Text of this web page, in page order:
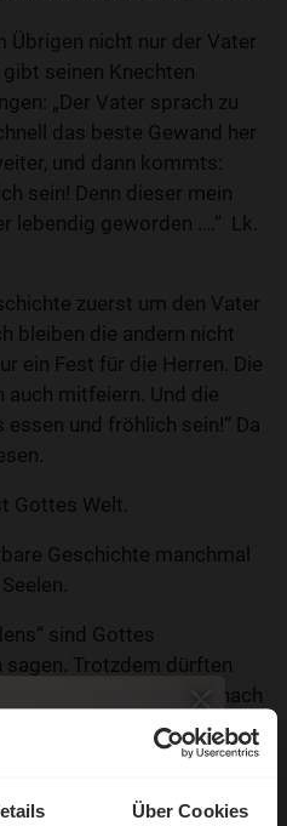
Über Cookies
Übrigen nicht nur der Vater
seinen Knechten
„Der Vater sprach zu
das beste Gewand her
und dann kommts:
sein! Denn dieser mein
lebendig geworden ….“ Lk.
zuerst um den Vater
bleiben die andern nicht
ein Fest für die Herren. Die
auch mitfeiern. Und die
essen und fröhlich sein!“ Da
Gottes Welt.
Geschichte manchmal
sind Gottes
sagen. Trotzdem dürften
wenn ein Mensch nach
hatten damit kein
dem Lehrvers steht